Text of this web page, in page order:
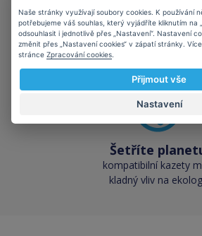
Skladem téměř
přes 50 000
zásob pro okamžitý
Šetříte
kompatibilní kazety
kladný vliv na
Naše stránky využívají soubory cookies. K používání
potřebujeme váš souhlas, který vyjádříte kliknutím na
odsouhlasit i jednotlivě přes „Nastavení“. Nastavení
změnit přes „Nastavení cookies“ v zápatí stránky.
stránce Zpracování cookies
Přijmout vše
Nastavení